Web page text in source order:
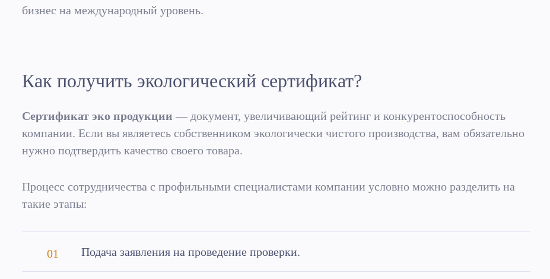
бизнес на международный уровень.
Как получить экологический сертификат?
Сертификат эко продукции — документ, увеличивающий рейтинг и конкурентоспособность
компании. Если вы являетесь собственником экологически чистого производства, вам обязательно
нужно подтвердить качество своего товара.
Процесс сотрудничества с профильными специалистами компании условно можно разделить на
такие этапы:
Подача заявления на проведение проверки.